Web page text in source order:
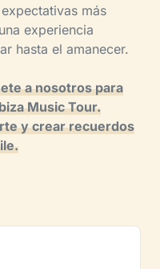
más
experiencia
hasta el amanecer.
a nosotros para
Music Tour.
y crear recuerdos